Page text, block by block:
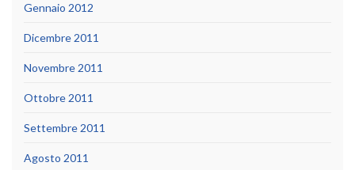
Gennaio 2012
Dicembre 2011
Novembre 2011
Ottobre 2011
Settembre 2011
Agosto 2011